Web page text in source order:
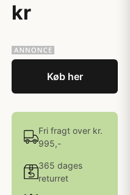
kr
Køb her
Fri fragt over kr.
995,-
365 dages
returret